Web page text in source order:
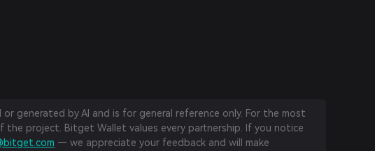
generated by AI and is for general reference only. For the most
project. Bitget Wallet values every partnership. If you notice
— we appreciate your feedback and will make